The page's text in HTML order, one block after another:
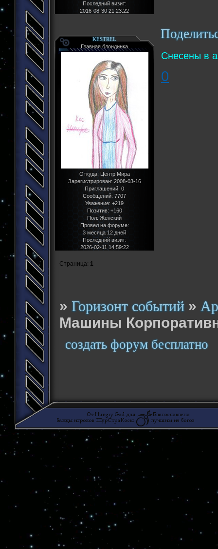
Последний визит:
2016-08-30 21:23:22
KESTREL
Главная блондинка
Откуда:Центр Мира
Зарегистрирован: 2008-03-16
Приглашений: 0
Сообщений: 7707
Уважение: +219
Позитив: +160
Пол:Женский
Провел на форуме:
3 месяца 12 дней
Последний визит:
2026-02-11 14:59:22
Снесены в
0
Страница: 1
»Горизонт событий »
Машины
создать форум бесплатно